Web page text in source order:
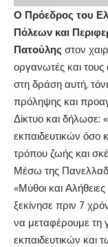
Ο Πρόεδρος του
Πόλεων και
Πατούλης στον
οργανωτές και τους
στη δράση αυτή,
πρόληψης και
Δίκτυο και δήλωσε:
εκπαιδευτικών
τρόπου ζωής και
Μέσω της
«Μύθοι και
ξεκίνησε πριν 7
να μεταφέρουμε τη
εκπαιδευτικών και